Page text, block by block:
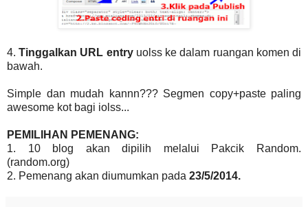
4.Tinggalkan URL entry uolss ke dalam ruangan komen di
bawah.
Simple dan mudah kannn??? Segmen copy+paste paling
awesome kot bagi iolss...
PEMILIHAN PEMENANG:
1. 10 blog akan dipilih melalui Pakcik Random.
(random.org)
2. Pemenang akan diumumkan pada 23/5/2014.